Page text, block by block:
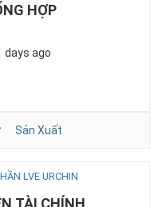
HỢP
days ago
Sản Xuất
LVE URCHIN
TÀI CHÍNH